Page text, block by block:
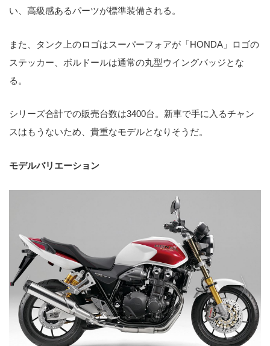
い、高級感あるパーツが標準装備される。
また、タンク上のロゴはスーパーフォアが「HONDA」ロゴの
ステッカー、ボルドールは通常の丸型ウイングバッジとな
る。
シリーズ合計での販売台数は3400台。新車で手に入るチャン
スはもうないため、貴重なモデルとなりそうだ。
モデルバリエーション